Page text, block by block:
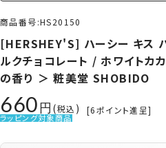
商品番号 HS20150
[HERSHEY'S] ハーシー キス
ルクチョコレート / ホワイトカ
の香り ＞ 粧美堂 SHOBIDO
660 税込 [6ポイント進呈]
ラッピング対象商品